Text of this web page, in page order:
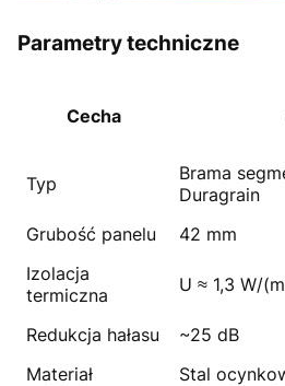
Parametry techniczne
Cecha
Typ
Brama
Duragrain
Grubość panelu
42 mm
Izolacja
termiczna
U ≈ 1,3 W/
Redukcja hałasu
~25 dB
Materiał
Stal